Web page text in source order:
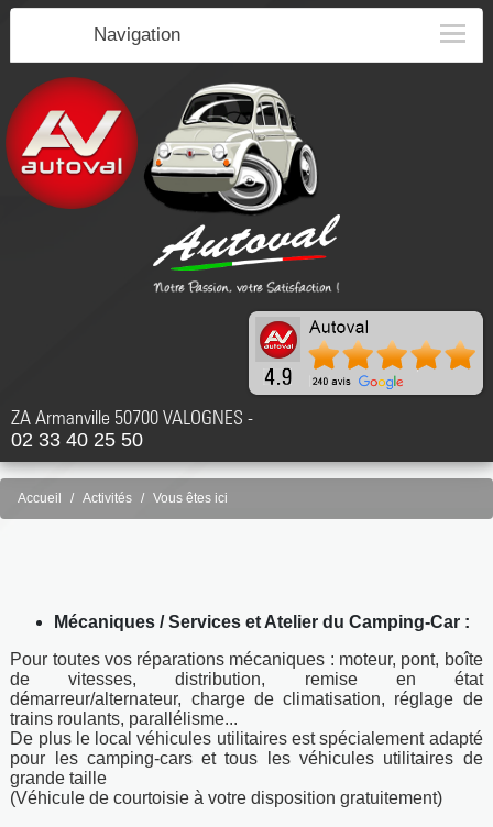
ZA Armanville 50700 VALOGNES -
02 33 40 25 50
Navigation
Accueil Activités Vous êtes ici
Mécaniques / Services et Atelier du Camping-Car :
Pour toutes vos réparations mécaniques : moteur, pont, boîte
de vitesses, distribution, remise en état
démarreur/alternateur, charge de climatisation, réglage de
trains roulants, parallélisme...
De plus le local véhicules utilitaires est spécialement adapté
pour les camping-cars et tous les véhicules utilitaires de
grande taille
(Véhicule de courtoisie à votre disposition gratuitement)